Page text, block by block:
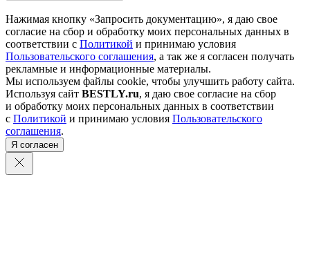
Нажимая кнопку «Запросить документацию», я даю свое
согласие на сбор и обработку моих персональных данных в
соответствии с Политикой и принимаю условия
Пользовательского соглашения, а так же я согласен получать
рекламные и информационные материалы.
Мы используем файлы cookie, чтобы улучшить работу сайта.
Используя сайт BESTLY.ru, я даю свое согласие на сбор
и обработку моих персональных данных в соответствии
с Политикой и принимаю условия Пользовательского
соглашения.
Я согласен